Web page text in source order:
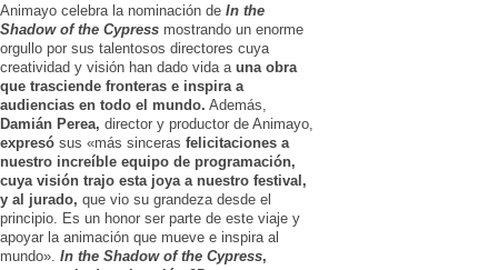
Animayo celebra la nominación de In the
Shadow of the Cypress mostrando un enorme
orgullo por sus talentosos directores cuya
creatividad y visión han dado vida a una obra
que trasciende fronteras e inspira a
audiencias en todo el mundo. Además,
Damián Perea, director y productor de Animayo,
expresó sus «más sinceras felicitaciones a
nuestro increíble equipo de programación,
cuya visión trajo esta joya a nuestro festival,
y al jurado, que vio su grandeza desde el
principio.
Es un honor ser parte de este viaje y
apoyar la animación que mueve e inspira al
mundo». In the Shadow of the Cypress,